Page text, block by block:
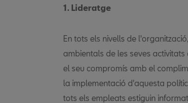
1. Lideratge
En tots els nivells de
ambientals de les seves
el seu compromís amb el
la implementació d'aquesta
tots els empleats estiguin